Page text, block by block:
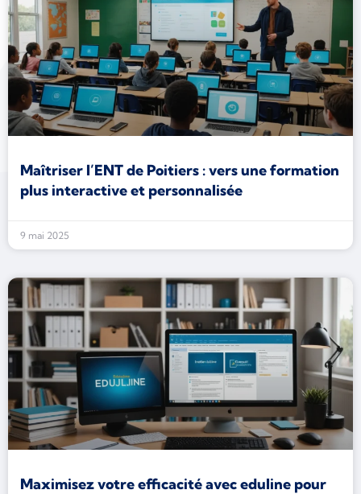
Maîtriser l’ENT de Poitiers : vers une formation
plus interactive et personnalisée
9 mai 2025
Maximisez votre efficacité avec eduline pour